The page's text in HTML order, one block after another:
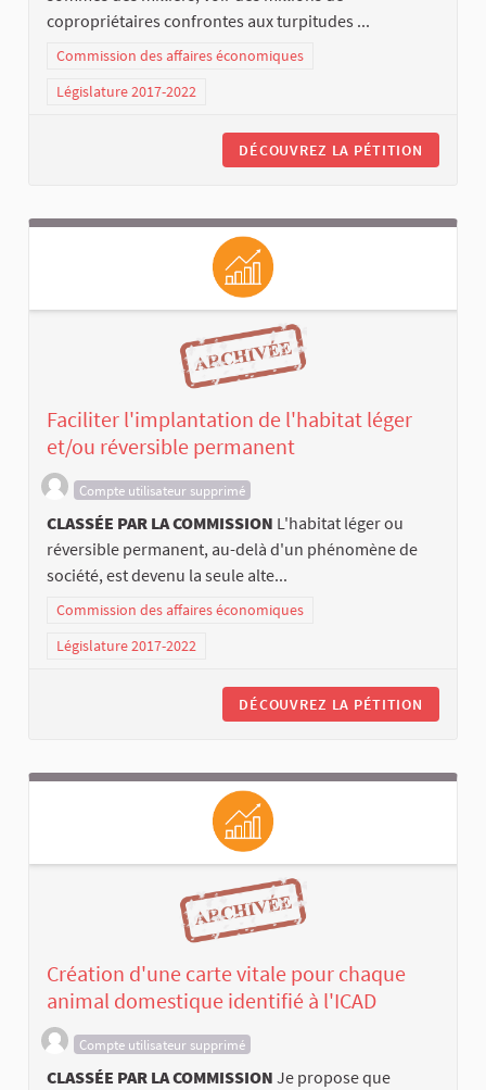
copropriétaires confrontes aux turpitudes ...
Commission des affaires économiques
Législature 2017-2022
DÉCOUVREZ LA PÉTITION
Faciliter l'implantation de l'habitat léger
et/ou réversible permanent
Compte utilisateur supprimé
CLASSÉE PAR LA COMMISSION L'habitat léger ou
réversible permanent, au-delà d'un phénomène de
société, est devenu la seule alte...
Commission des affaires économiques
Législature 2017-2022
DÉCOUVREZ LA PÉTITION
Création d'une carte vitale pour chaque
animal domestique identifié à l'ICAD
Compte utilisateur supprimé
CLASSÉE PAR LA COMMISSION Je propose que